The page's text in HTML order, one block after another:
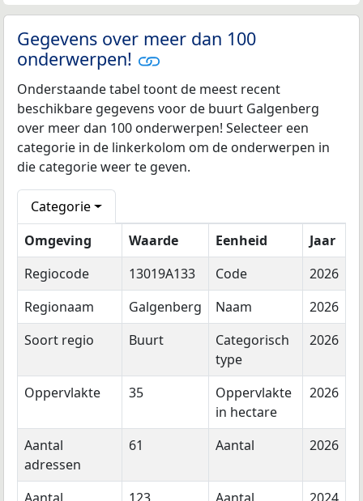
Gegevens over meer dan 100
onderwerpen!
Onderstaande tabel toont de meest recent
beschikbare gegevens voor de buurt Galgenberg
over meer dan 100 onderwerpen! Selecteer een
categorie in de linkerkolom om de onderwerpen in
die categorie weer te geven.
Categorie
Omgeving
Waarde Eenheid
Jaar
Regiocode
13019A133 Code
2026
Regionaam
Galgenberg Naam
2026
Soort regio
Buurt
Categorisch
type
2026
Oppervlakte 35
Oppervlakte
in hectare
2026
Aantal
adressen
61 Aantal 2026